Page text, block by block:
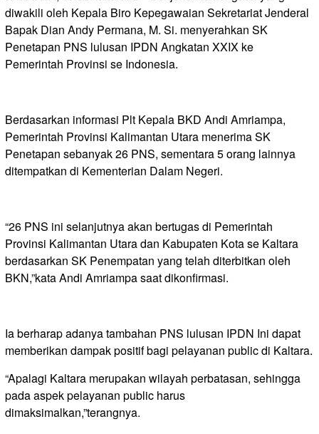
diwakili oleh Kepala Biro Kepegawaian Sekretariat Jenderal
Bapak Dian Andy Permana, M. Si. menyerahkan SK
Penetapan PNS lulusan IPDN Angkatan XXIX ke
Pemerintah Provinsi se Indonesia.
Berdasarkan informasi Plt Kepala BKD Andi Amriampa,
Pemerintah Provinsi Kalimantan Utara menerima SK
Penetapan sebanyak 26 PNS, sementara 5 orang lainnya
ditempatkan di Kementerian Dalam Negeri.
“26 PNS ini selanjutnya akan bertugas di Pemerintah
Provinsi Kalimantan Utara dan Kabupaten Kota se Kaltara
berdasarkan SK Penempatan yang telah diterbitkan oleh
BKN,”kata Andi Amriampa saat dikonfirmasi.
Ia berharap adanya tambahan PNS lulusan IPDN Ini dapat
memberikan dampak positif bagi pelayanan public di Kaltara.
“Apalagi Kaltara merupakan wilayah perbatasan, sehingga
pada aspek pelayanan public harus
dimaksimalkan,”terangnya.